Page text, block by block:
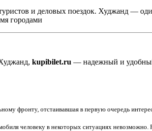
и деловых поездок. Худжанд —
городами
kupibilet.ru — надежный и удобный
фронту, отстаивавшая в первую очередь
человеку в некоторых ситуациях